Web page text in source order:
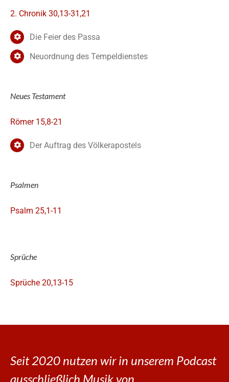
2. Chronik 30,13-31,21
Die Feier des Passa
Neuordnung des Tempeldienstes
Neues Testament
Römer 15,8-21
Der Auftrag des Völkerapostels
Psalmen
Psalm 25,1-11
Sprüche
Sprüche 20,13-15
Seit 2020 nutzen wir in unserem Podcast
ausschließlich Musik von